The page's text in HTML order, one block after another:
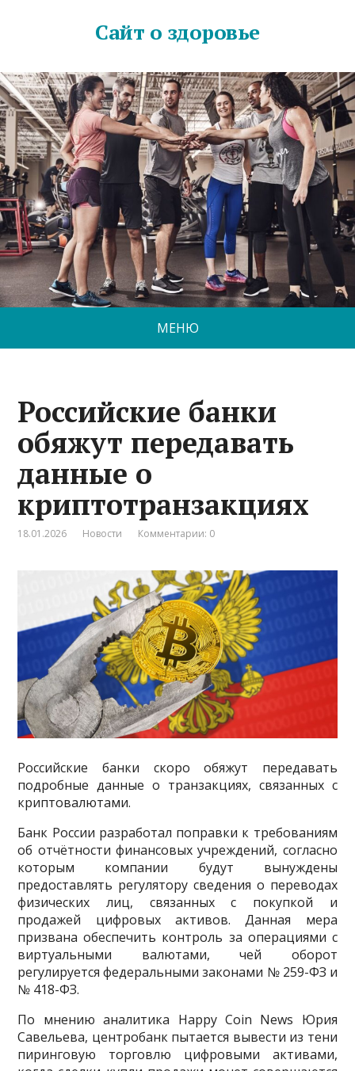
Сайт о здоровье
МЕНЮ
Российские банки
обяжут передавать
данные о
криптотранзакциях
18.01.2026 Новости Комментарии: 0
Российские банки скоро обяжут передавать
подробные данные о транзакциях, связанных с
криптовалютами.
Банк России разработал поправки к требованиям
об отчётности финансовых учреждений, согласно
которым компании будут вынуждены
предоставлять регулятору сведения о переводах
физических лиц, связанных с покупкой и
продажей цифровых активов. Данная мера
призвана обеспечить контроль за операциями с
виртуальными валютами, чей оборот
регулируется федеральными законами № 259-ФЗ и
№ 418-ФЗ.
По мнению аналитика Happy Coin News Юрия
Савельева, центробанк пытается вывести из тени
пиринговую торговлю цифровыми активами,